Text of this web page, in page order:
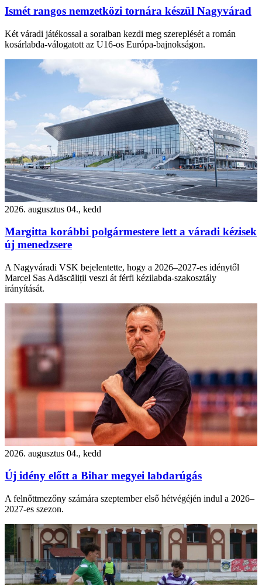
Ismét rangos nemzetközi tornára készül Nagyvárad
Két váradi játékossal a soraiban kezdi meg szereplését a román
kosárlabda-válogatott az U16-os Európa-bajnokságon.
2026. augusztus 04., kedd
Margitta korábbi polgármestere lett a váradi kézisek
új menedzsere
A Nagyváradi VSK bejelentette, hogy a 2026–2027-es idénytől
Marcel Sas Adăscăliții veszi át férfi kézilabda-szakosztály
irányítását.
2026. augusztus 04., kedd
Új idény előtt a Bihar megyei labdarúgás
A felnőttmezőny számára szeptember első hétvégéjén indul a 2026–
2027-es szezon.